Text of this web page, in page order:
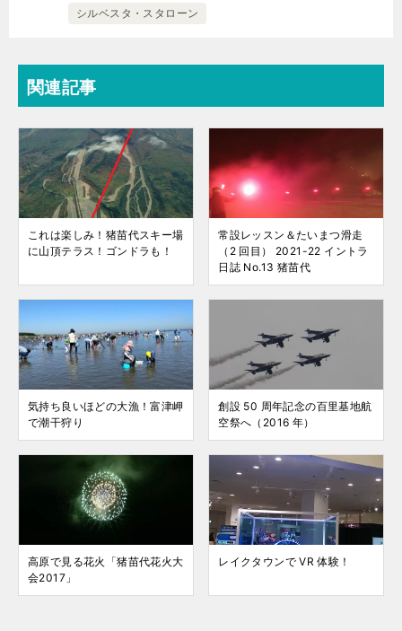
シルベスタ・スタローン
関連記事
これは楽しみ！猪苗代スキー場
に山頂テラス！ゴンドラも！
常設レッスン＆たいまつ滑走
（2 回目） 2021-22 イントラ
日誌 No.13 猪苗代
気持ち良いほどの大漁！富津岬
で潮干狩り
創設 50 周年記念の百里基地航
空祭へ（2016 年）
高原で見る花火「猪苗代花火大
会2017」
レイクタウンで VR 体験！